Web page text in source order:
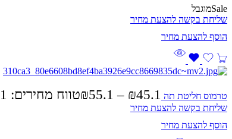
Saleמוגבל
שליחת בקשה להצעת מחיר
טרמוס חליטת תה ₪45.1
–
₪55.1 טווח מחירים: ⁦₪45.1⁩ עד ⁦₪55.1⁩
שליחת בקשה להצעת מחיר